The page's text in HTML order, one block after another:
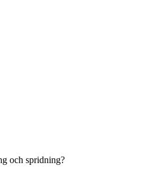
och spridning?